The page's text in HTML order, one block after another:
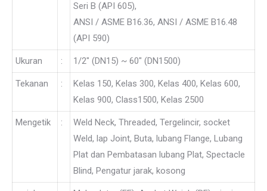
Seri B (API 605),
ANSI / ASME B16.36, ANSI / ASME B16.48
(API 590)
Ukuran : 1/2″ (DN15) ~ 60″ (DN1500)
Tekanan :
Kelas 150, Kelas 300, Kelas 400, Kelas 600,
Kelas 900, Class1500, Kelas 2500
Mengetik :
Weld Neck, Threaded, Tergelincir, socket
Weld, lap Joint, Buta, lubang Flange, Lubang
Plat dan Pembatasan lubang Plat, Spectacle
Blind, Pengatur jarak, kosong